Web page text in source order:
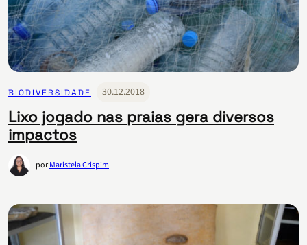
BIODIVERSIDADE 30.12.2018
Lixo jogado nas praias gera diversos
impactos
porMaristela Crispim